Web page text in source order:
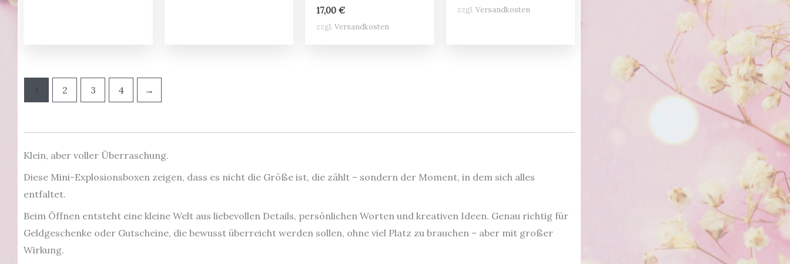
17,00€
zzgl.Versandkosten
zzgl. Versandkosten
1 2 3 4 →
Klein, aber voller Überraschung.
Diese Mini-Explosionsboxen zeigen, dass es nicht die Größe ist, die zählt – sondern der Moment, in dem sich alles
entfaltet.
Beim Öffnen entsteht eine kleine Welt aus liebevollen Details, persönlichen Worten und kreativen Ideen. Genau richtig für
Geldgeschenke oder Gutscheine, die bewusst überreicht werden sollen, ohne viel Platz zu brauchen – aber mit großer
Wirkung.